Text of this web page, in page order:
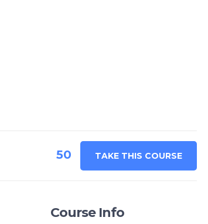
50 TAKE THIS COURSE
Course Info